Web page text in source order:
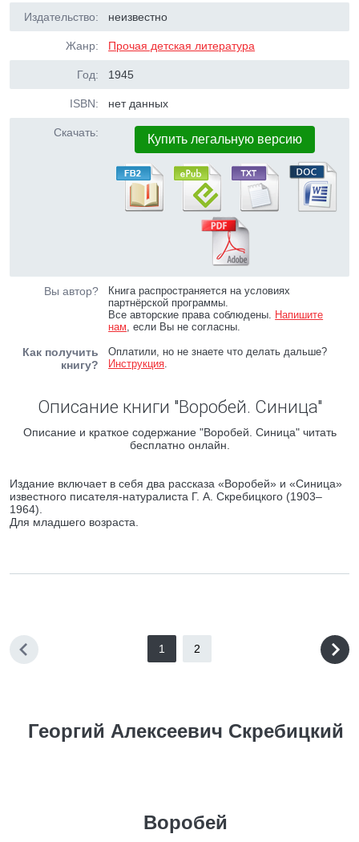
Издательство: неизвестно
Жанр: Прочая детская литература
Год: 1945
ISBN: нет данных
Скачать: Купить легальную версию
Вы автор?
Книга распространяется на условиях
партнёрской программы.
Все авторские права соблюдены. Напишите
нам, если Вы не согласны.
Как получить
книгу?
Оплатили, но не знаете что делать дальше?
Инструкция.
Описание книги "Воробей. Синица"
Описание и краткое содержание "Воробей. Синица" читать
бесплатно онлайн.
Издание включает в себя два рассказа «Воробей» и «Синица»
известного писателя-натуралиста Г. А. Скребицкого (1903–
1964).
Для младшего возраста.
1 2
Георгий Алексеевич Скребицкий
Воробей